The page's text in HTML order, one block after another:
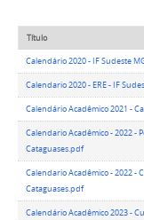
Título
Calendário 2020 - IF Sudeste
Calendario 2020 - ERE - IF
Calendário Acadêmico 2021 -
Calendario Acadêmico - 2022 -
Cataguases.pdf
Calendario Acadêmico - 2022 -
Cataguases.pdf
Calendário Acadêmico 2023 -